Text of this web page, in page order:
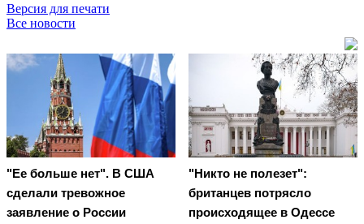
Версия для печати
Все новости
"Ее больше нет". В США
сделали тревожное
заявление о России
"Никто не полезет":
британцев потрясло
происходящее в Одессе